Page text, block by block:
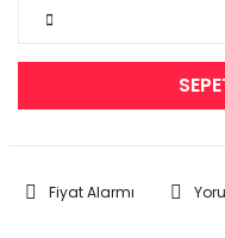
Fiyat Alarmı